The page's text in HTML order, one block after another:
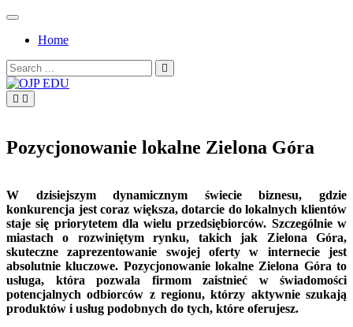
Skip
contentHome
Search
for:
Pozycjonowanie lokalne Zielona Góra
W dzisiejszym dynamicznym świecie biznesu, gdzie
konkurencja jest coraz większa, dotarcie do lokalnych klientów
staje się priorytetem dla wielu przedsiębiorców. Szczególnie w
miastach o rozwiniętym rynku, takich jak Zielona Góra,
skuteczne zaprezentowanie swojej oferty w internecie jest
absolutnie kluczowe. Pozycjonowanie lokalne Zielona Góra to
usługa, która pozwala firmom zaistnieć w świadomości
potencjalnych odbiorców z regionu, którzy aktywnie szukają
produktów i usług podobnych do tych, które oferujesz.